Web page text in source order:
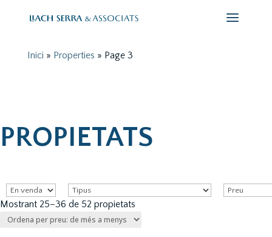
Inici » Properties » Page 3
PROPIETATS
Mostrant 25–36 de 52 propietats